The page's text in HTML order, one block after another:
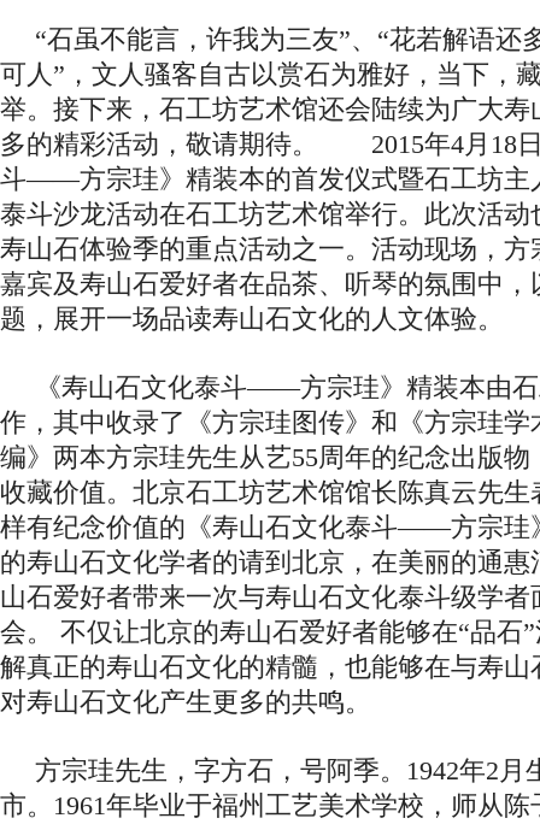
“石虽不能言，许我为三友”、“花若解语还
可人”，文人骚客自古以赏石为雅好，当下，
举。接下来，石工坊艺术馆还会陆续为广大
多的精彩活动，敬请期待。 2015年4月18
斗——方宗珪》精装本的首发仪式暨石工坊主
泰斗沙龙活动在石工坊艺术馆举行。此次活
寿山石体验季的重点活动之一。活动现场，
嘉宾及寿山石爱好者在品茶、听琴的氛围中
题，展开一场品读寿山石文化的人文体验。
《寿山石文化泰斗——方宗珪》精装本由
作，其中收录了《方宗珪图传》和《方宗珪
编》两本方宗珪先生从艺55周年的纪念出版
收藏价值。北京石工坊艺术馆馆长陈真云先
样有纪念价值的《寿山石文化泰斗——方宗珪
的寿山石文化学者的请到北京，在美丽的通
山石爱好者带来一次与寿山石文化泰斗级学
会。 不仅让北京的寿山石爱好者能够在“品石
解真正的寿山石文化的精髓，也能够在与寿
对寿山石文化产生更多的共鸣。
方宗珪先生，字方石，号阿季。1942年2月
市。1961年毕业于福州工艺美术学校，师从